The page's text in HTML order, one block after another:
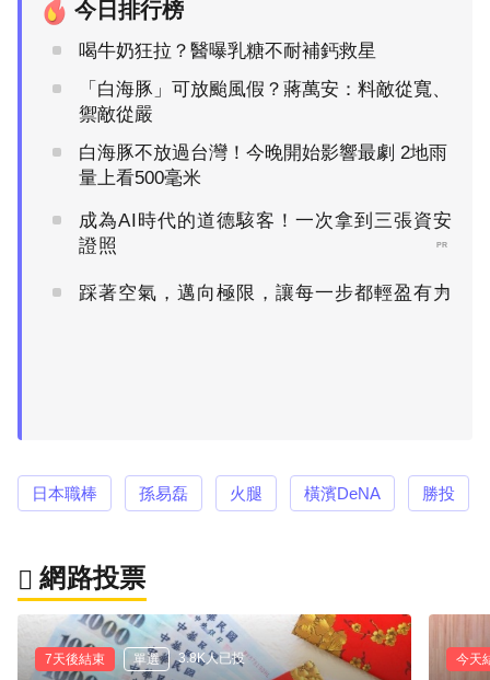
今日排行榜
喝牛奶狂拉？醫曝乳糖不耐補鈣救星
「白海豚」可放颱風假？蔣萬安：料敵從寬、
禦敵從嚴
白海豚不放過台灣！今晚開始影響最劇 2地雨
量上看500毫米
成為AI時代的道德駭客！一次拿到三張資安
證照
PR
踩著空氣，邁向極限，讓每一步都輕盈有力
PR
日本職棒 孫易磊 火腿 橫濱DeNA 勝投
網路投票
7天後結束 單選 3.8K人已投 今天